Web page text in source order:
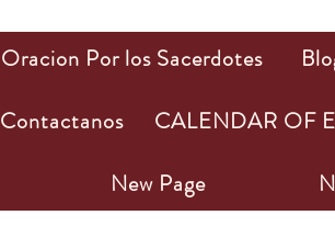
Oracion Por los Sacerdotes
Contactanos CALENDAR OF
New Page